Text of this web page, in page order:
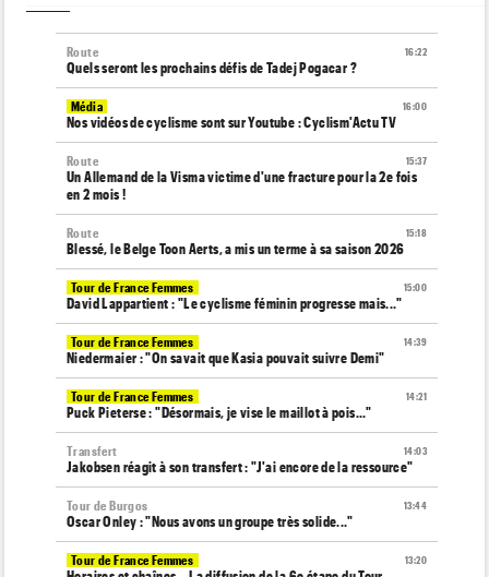
16:22
Route
Quels seront les prochains défis de Tadej Pogacar ?
16:00
Média
Nos vidéos de cyclisme sont sur Youtube : Cyclism'Actu TV
15:37
Route
Un Allemand de la Visma victime d'une fracture pour la 2e fois
en 2 mois !
15:18
Route
Blessé, le Belge Toon Aerts, a mis un terme à sa saison 2026
15:00
Tour de France Femmes
David Lappartient : "Le cyclisme féminin progresse mais..."
14:39
Tour de France Femmes
Niedermaier : "On savait que Kasia pouvait suivre Demi"
14:21
Tour de France Femmes
Puck Pieterse : "Désormais, je vise le maillot à pois..."
14:03
Transfert
Jakobsen réagit à son transfert : "J'ai encore de la ressource"
13:44
Tour de Burgos
Oscar Onley : "Nous avons un groupe très solide..."
13:20
Tour de France Femmes